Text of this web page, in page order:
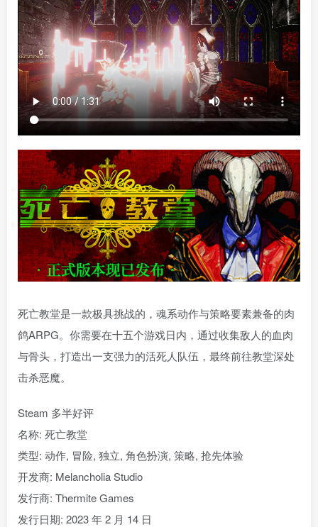
死亡教堂是一款极具挑战的，魂系动作与策略要素兼备的肉
鸽ARPG。你需要在十五个游戏日内，通过收集敌人的血肉
与骨头，打造出一支强力的活死人队伍，最终前往教堂深处
击杀恶魔。
Steam 多半好评
名称: 死亡教堂
类型: 动作, 冒险, 独立, 角色扮演, 策略, 抢先体验
开发商: Melancholia Studio
发行商: Thermite Games
发行日期: 2023 年 2 月 14 日